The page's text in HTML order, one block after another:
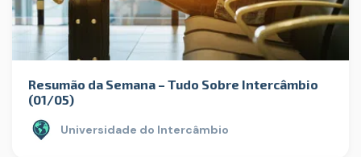
Resumão da Semana – Tudo Sobre Intercâmbio
(01/05)
Universidade do Intercâmbio